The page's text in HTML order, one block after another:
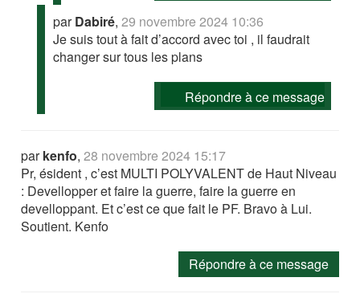
parDabiré,29 novembre 2024 10:36
Je suis tout à fait d’accord avec toi , il faudrait
changer sur tous les plans
Répondre à ce message
parkenfo,28 novembre 2024 15:17
Pr, ésident , c’est MULTI POLYVALENT de Haut Niveau
: Devellopper et faire la guerre, faire la guerre en
develloppant. Et c’est ce que fait le PF. Bravo à Lui.
Soutient. Kenfo
Répondre à ce message